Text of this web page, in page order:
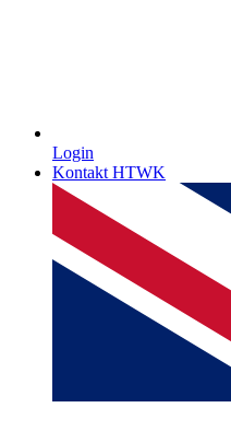
Login
Kontakt HTWK